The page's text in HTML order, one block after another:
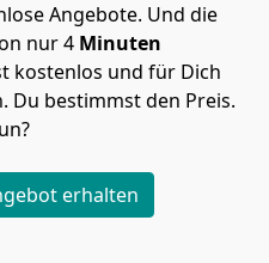
Angebote. Und die
nur4 Minuten
kostenlos und für Dich
Du bestimmst den Preis.
erhalten